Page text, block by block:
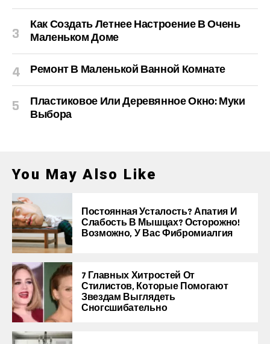
Как Создать Летнее Настроение В Очень
Маленьком Доме
Ремонт В Маленькой Ванной Комнате
Пластиковое Или Деревянное Окно: Муки
Выбора
You May Also Like
Постоянная Усталость? Апатия И
Слабость В Мышцах? Осторожно!
Возможно, У Вас Фибромиалгия
7 Главных Хитростей От
Стилистов, Которые Помогают
Звездам Выглядеть
Сногсшибательно